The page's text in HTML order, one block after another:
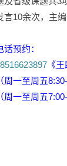
言10余次，主
话预约：
《
（周一至周五
（周一至周五